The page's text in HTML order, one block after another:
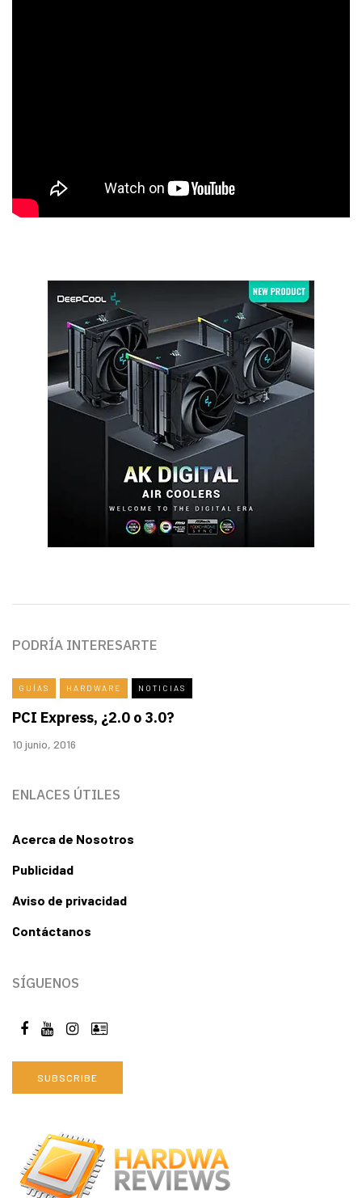
PODRÍA INTERESARTE
GUÍAS HARDWARE NOTICIAS
PCI Express, ¿2.0 o 3.0?
10 junio, 2016
ENLACES ÚTILES
Acerca de Nosotros
Publicidad
Aviso de privacidad
Contáctanos
SÍGUENOS
SUBSCRIBE